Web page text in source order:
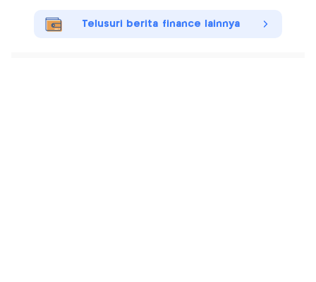
Telusuri berita finance lainnya